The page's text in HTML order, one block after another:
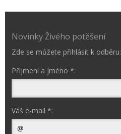
Novinky Živého potěšení
Zde se můžete přihlásit k odběru:
Příjmení a jméno *:
Váš e-mail *: